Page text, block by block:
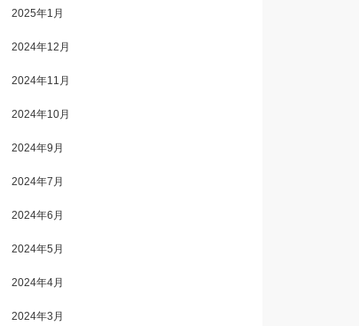
2025年1月
2024年12月
2024年11月
2024年10月
2024年9月
2024年7月
2024年6月
2024年5月
2024年4月
2024年3月